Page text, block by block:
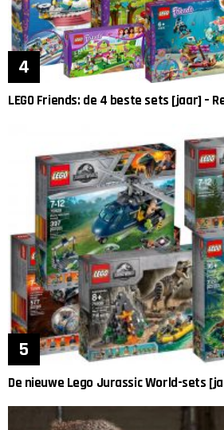
LEGO Friends: de 4 beste sets [jaar] –
De nieuwe Lego Jurassic World-sets